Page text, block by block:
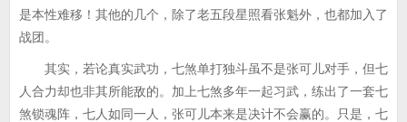
是本性难移！其他的几个，除了老五段星照看张魁外，也都加入了
战团。
其实，若论真实武功，七煞单打独斗虽不是张可儿对手，但七
人合力却也非其所能敌的。加上七煞多年一起习武，练出了一套七
煞锁魂阵，七人如同一人，张可儿本来是决计不会赢的。只是，七